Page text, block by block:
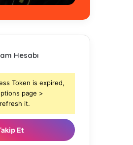
Hesabı
Token is expired,
page >
it.
Et